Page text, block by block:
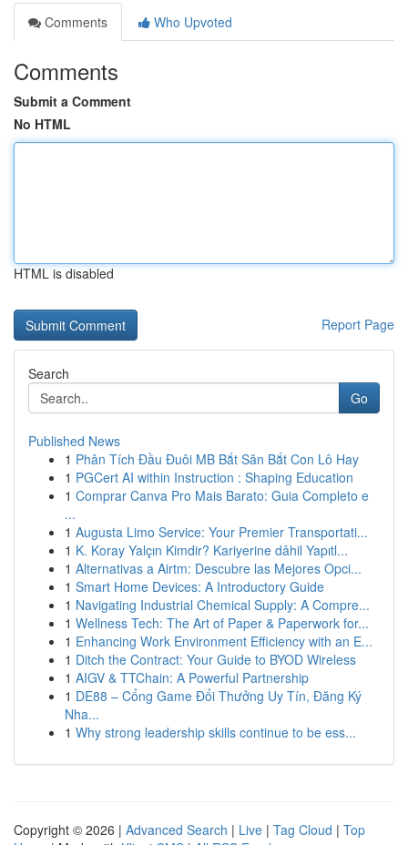
Comments
Who Upvoted
Comments
Submit a Comment
No HTML
HTML is disabled
Report Page
Search
Go
Published News
1 Phân Tích Đầu Đuôi MB Bắt Săn Bắt Con Lô Hay
1 PGCert AI within Instruction : Shaping Education
1 Comprar Canva Pro Mais Barato: Guia Completo e
...
1 Augusta Limo Service: Your Premier Transportati...
1 K. Koray Yalçın Kimdir? Kariyerine dâhil Yapıtl...
1 Alternativas a Airtm: Descubre las Mejores Opci...
1 Smart Home Devices: A Introductory Guide
1 Navigating Industrial Chemical Supply: A Compre...
1 Wellness Tech: The Art of Paper & Paperwork for...
1 Enhancing Work Environment Efficiency with an E...
1 Ditch the Contract: Your Guide to BYOD Wireless
1 AIGV & TTChain: A Powerful Partnership
1 DE88 – Cổng Game Đổi Thưởng Uy Tín, Đăng Ký
Nha...
1 Why strong leadership skills continue to be ess...
Copyright © 2026 | Advanced Search | Live | Tag Cloud | Top